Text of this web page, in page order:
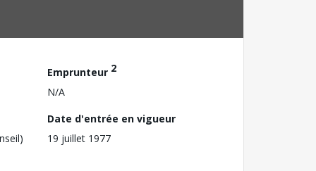
Emprunteur 2
N/A
Date d'entrée en vigueur
19 juillet 1977